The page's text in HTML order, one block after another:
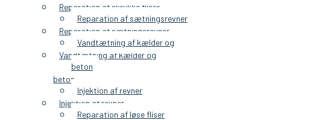
Reparation af sætningsrevner
Vandtætning af kælder og
beton
Injektion af revner
Reparation af løse fliser
Reparation af skrukke fliser
Reparation af sætningsrevner
Vandtætning af kælder og
beton
Injektion af revner